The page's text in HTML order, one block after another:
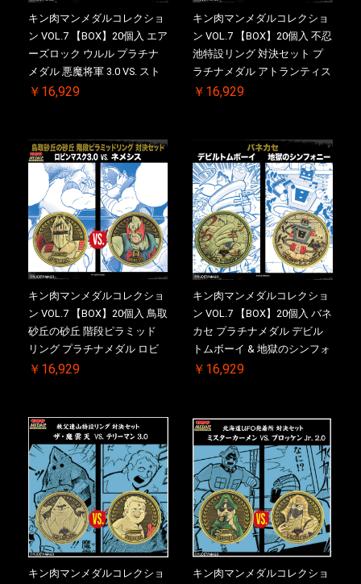
キン肉マンメダルコレクショ
ン VOL.7 【BOX】20個入 エア
ーズロック ウルル プラチナ
メダル 悪魔将軍 3.0 VS. スト
ロング・ザ・武道 初回シリア
売品)付
￥16,929
キン肉マンメダルコレクショ
ン VOL.7 【BOX】20個入 不忍
池特設リング 対決セット プ
ラチナメダル アトランティス
ドライバー VS.ネックカット
特典 】KIN(金)肉メダル(非売
品)付
￥16,929
キン肉マンメダルコレクショ
ン VOL.7 【BOX】20個入 鳥取
砂丘の砂丘 階段ピラミッド
リング プラチナメダル ロビ
ンマスク VS.ネメシス 初回シ
ル(非売品)付
￥16,929
キン肉マンメダルコレクショ
ン VOL.7 【BOX】20個入 バネ
カセ プラチナメダル デビル
トムボーイ & 地獄のシンフォ
ニー 初回シリアルNO.入 ケー
￥16,929
キン肉マンメダルコレクショ
キン肉マンメダルコレクショ